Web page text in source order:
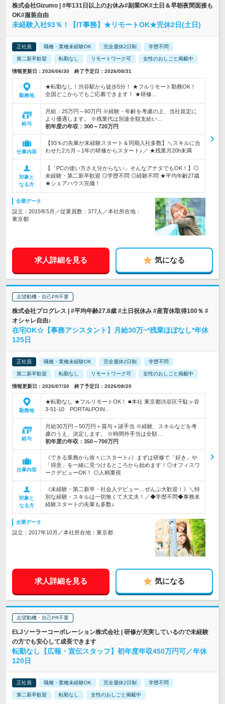
株式会社Gizumo | #年131日以上のお休み#副業OK#土日＆早朝夜間面接も
OK#服装自由
未経験入社93％！【IT事務】★リモートOK★完休2日(土日)
正社員 職種・業種未経験OK 完全週休2日制 学歴不問
第二新卒歓迎 転勤なし リモートワーク可 女性のおしごと掲載中
情報更新日：2026/06/30 終了予定日：2026/08/31
勤務地
★転勤なし！渋谷駅から徒歩5分！ ★フルリモート勤務OK！
全国どこからでもご応募できます！ ★研修…
給与
月給：25万円～60万円 ※経験・年齢を考慮の上、当社規定に
より優遇します。 ※残業代は別途全額支給い…
初年度の年収： 300～720万円
仕事内容
【93％の先輩が未経験スタート＆同期入社多数】＼スキルに合
わせた2カ月～1年の研修からスタート♪／ ★残業月20h未満
対象と
なる方
【「PCの使い方さえ分からない」そんなアナタでもOK！】◎
未経験・第二新卒歓迎 ◎学歴不問 ◎経験不問 ★平均年齢27歳
★シェアハウス完備！
企業データ
設立：2015年5月／従業員数：377人／本社所在地：
東京都
求人詳細を見る 気になる
志望動機・自己PR不要
株式会社プログレス | #平均年齢27.8歳 #土日祝休み #産育休取得100％ #
オシャレ自由♪
在宅OK☆【事務アシスタント】月給30万~*残業ほぼなし*年休
125日
正社員 職種・業種未経験OK 完全週休2日制 学歴不問
第二新卒歓迎 転勤なし リモートワーク可 女性のおしごと掲載中
情報更新日：2026/07/30 終了予定日：2026/08/20
勤務地
★転勤なし ★フルリモートOK！ ■本社 東京都渋谷区千駄ヶ谷
3-51-10 PORTALPOIN…
給与
月給30万円～50万円＋賞与＋諸手当 ※経験、スキルなどを考
慮のうえ、決定します。 ※時間外手当は全額…
初年度の年収： 350～700万円
仕事内容
《できる業務から徐々にスタート♪》まずは研修で「好き」や
「得意」を一緒に見つけるところから始めます！◎オフィスワ
ークデビューOK！ ◎人柄重視
対象と
なる方
《未経験・第二新卒・社会人デビュー…ぜんぶ大歓迎！》＼特
別な経験・スキルは一切無くて大丈夫！／◆学歴不問◆事務未
経験スタートの先輩も多数♪
企業データ
設立：2017年10月／本社所在地：東京都
求人詳細を見る 気になる
志望動機・自己PR不要
ELJソーラーコーポレーション株式会社 | 研修が充実しているので未経験
の方でも安心して成長できます
転勤なし【広報・宣伝スタッフ】初年度年収450万円可／年休
120日
正社員 職種・業種未経験OK 完全週休2日制 学歴不問
第二新卒歓迎 転勤なし 女性のおしごと掲載中